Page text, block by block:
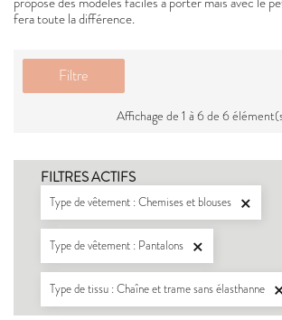
fera toute la différence.
Filtre
Affichage de 1 à 6 de 6
FILTRES ACTIFS
Type de vêtement : Chemises et blouses 
Type de vêtement : Pantalons 
Type de tissu : Chaîne et trame sans élasthanne